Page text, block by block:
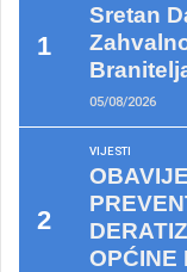
Sretan
05/08/2026
VIJESTI
OPĆINE